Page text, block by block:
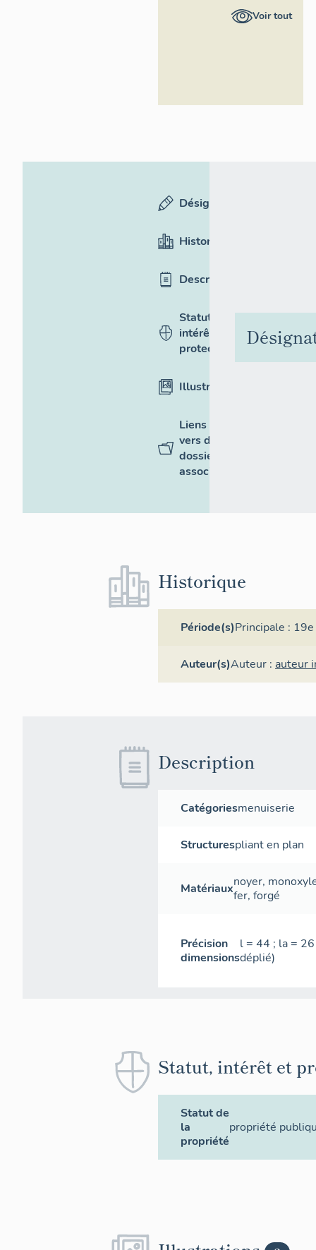
Provence-Voir tout
Désignation
Historique
Description
Statut,
intérêt et
protection
Illustrations
Liens
vers des
dossiers
associés
Historique
Période(s)Principale :
Auteur(s)Auteur : auteur
Description
Catégoriesmenuiserie
Structurespliant en plan
Matériauxnoyer,
fer, forgé
Précision
dimensions
l = 44 ; la =
déplié)
Statut, intérêt et
Statut de
la
propriété
propriété